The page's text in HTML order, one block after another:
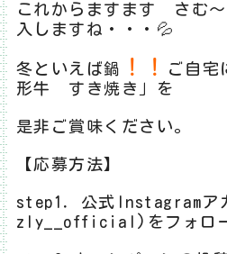
これからますます さむ
入しますね・・・💦
冬といえば鍋 ！！
ご自宅
形牛 すき焼き」を
是非ご賞味ください。
【応募方法】
step1．公式Instagramア
zly__offici al)をフォロ